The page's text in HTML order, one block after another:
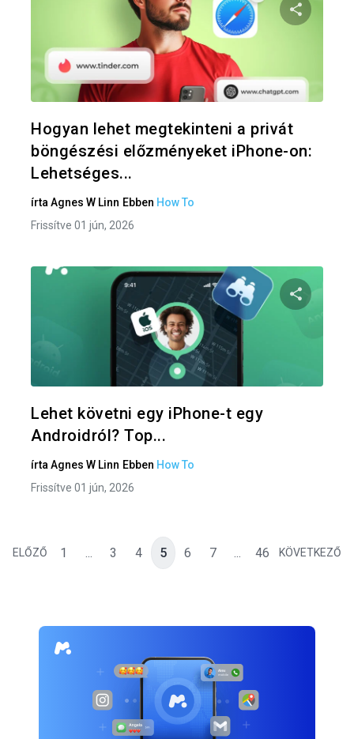
Hogyan lehet megtekinteni a privát
böngészési előzményeket iPhone-on:
Lehetséges...
írta Agnes W Linn Ebben How To
Frissítve 01 jún, 2026
Lehet követni egy iPhone-t egy
Androidról? Top...
írta Agnes W Linn Ebben How To
Frissítve 01 jún, 2026
ELŐZŐ 1 ... 3 4 5 6 7 ... 46 KÖVETKEZŐ